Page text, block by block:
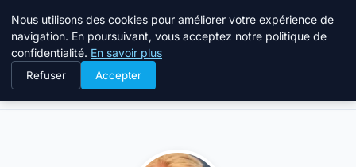
Atelier Designers
Accueil Pierre Fabre
Nous utilisons des cookies pour améliorer votre expérience de
navigation. En poursuivant, vous acceptez notre politique de
confidentialité. En savoir plus
Refuser Accepter